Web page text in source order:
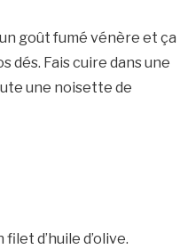
un goût fumé vénère et ça
dés. Fais cuire dans une
une noisette de
d’huile d’olive.